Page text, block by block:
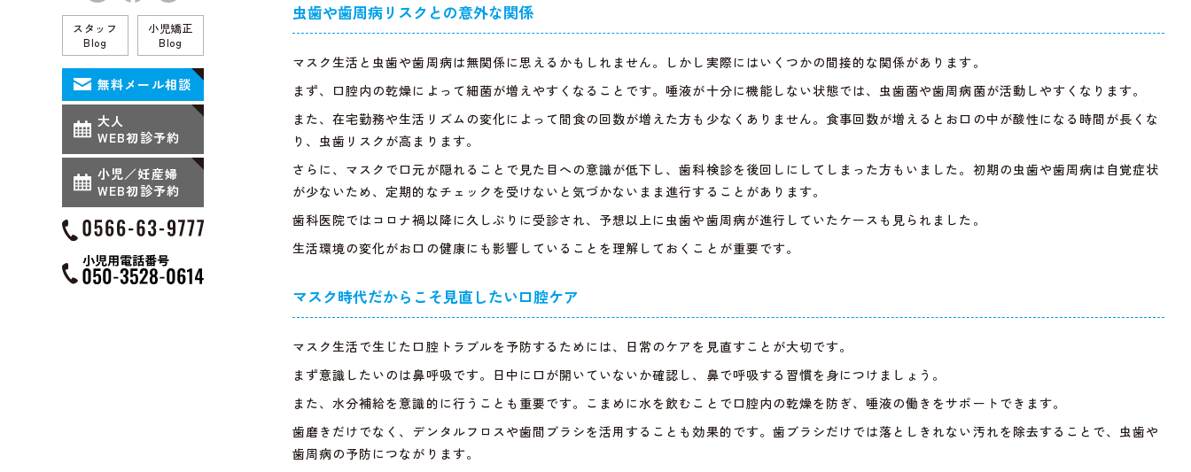
スタッフ
Blog
小児矯正
Blog
無料メール相談
大人
WEB初診予約
小児／妊産婦
WEB初診予約
虫歯や歯周病リスクとの意外な関係
マスク生活と虫歯や歯周病は無関係に思えるかもしれません。しかし実際にはいくつかの間接的な関係があります。
まず、口腔内の乾燥によって細菌が増えやすくなることです。唾液が十分に機能しない状態では、虫歯菌や歯周病菌が活動しやすくなります。
また、在宅勤務や生活リズムの変化によって間食の回数が増えた方も少なくありません。食事回数が増えるとお口の中が酸性になる時間が長くな
り、虫歯リスクが高まります。
さらに、マスクで口元が隠れることで見た目への意識が低下し、歯科検診を後回しにしてしまった方もいました。初期の虫歯や歯周病は自覚症状
が少ないため、定期的なチェックを受けないと気づかないまま進行することがあります。
歯科医院ではコロナ禍以降に久しぶりに受診され、予想以上に虫歯や歯周病が進行していたケースも見られました。
生活環境の変化がお口の健康にも影響していることを理解しておくことが重要です。
マスク時代だからこそ見直したい口腔ケア
マスク生活で生じた口腔トラブルを予防するためには、日常のケアを見直すことが大切です。
まず意識したいのは鼻呼吸です。日中に口が開いていないか確認し、鼻で呼吸する習慣を身につけましょう。
また、水分補給を意識的に行うことも重要です。こまめに水を飲むことで口腔内の乾燥を防ぎ、唾液の働きをサポートできます。
歯磨きだけでなく、デンタルフロスや歯間ブラシを活用することも効果的です。歯ブラシだけでは落としきれない汚れを除去することで、虫歯や
歯周病の予防につながります。